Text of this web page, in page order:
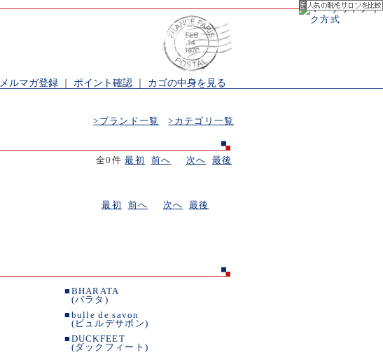
メルマガ登録 ポイント確認 カゴの中身を見る
>ブランド一覧
>カテゴリ一覧
全0件最初 前へ 次へ
最後
最初 前へ 次へ 最後
■ BHARATA
(バラタ)
■ bulle de savon
(ビュルデサボン)
■ DUCKFEET
(ダックフィート)